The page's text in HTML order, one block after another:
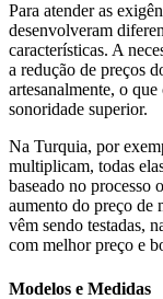
Para atender as
desenvolveram
características. A
a redução de preços
artesanalmente, o
sonoridade superior.
Na Turquia, por
multiplicam, todas
baseado no processo
aumento do preço de
vêm sendo testadas,
com melhor preço e
Modelos e Medidas